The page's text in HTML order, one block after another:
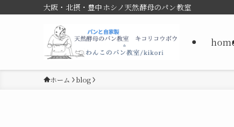
大阪・北摂・豊中ホシノ天然酵母のパン教室
ホーム blog